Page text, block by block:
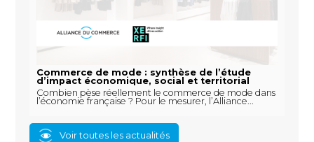
Commerce de mode : synthèse de l’étude
d’impact économique, social et territorial
Combien pèse réellement le commerce de mode dans
l’économie française ? Pour le mesurer, l’Alliance...
Voir toutes les actualités